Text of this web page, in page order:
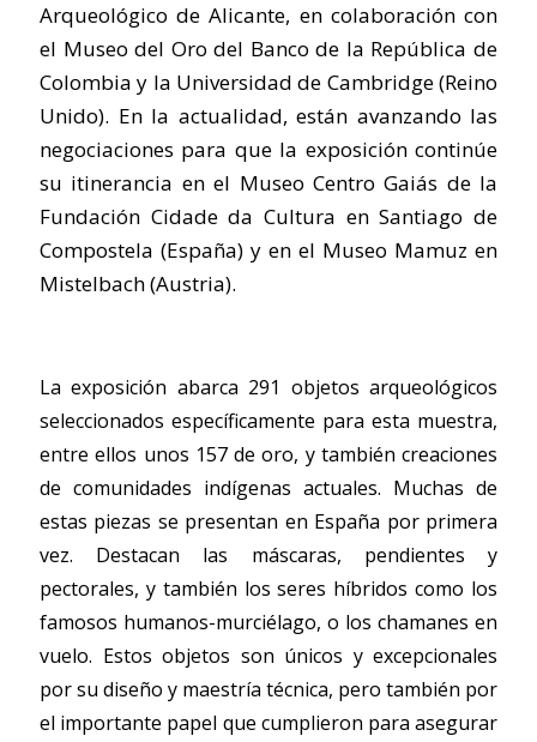
Arqueológico de Alicante, en colaboración con
el Museo del Oro del Banco de la República de
Colombia y la Universidad de Cambridge (Reino
Unido). En la actualidad, están avanzando las
negociaciones para que la exposición continúe
su itinerancia en el Museo Centro Gaiás de la
Fundación Cidade da Cultura en Santiago de
Compostela (España) y en el Museo Mamuz en
Mistelbach (Austria).
La exposición abarca 291 objetos arqueológicos
seleccionados específicamente para esta muestra,
entre ellos unos 157 de oro, y también creaciones
de comunidades indígenas actuales. Muchas de
estas piezas se presentan en España por primera
vez. Destacan las máscaras, pendientes y
pectorales, y también los seres híbridos como los
famosos humanos-murciélago, o los chamanes en
vuelo. Estos objetos son únicos y excepcionales
por su diseño y maestría técnica, pero también por
el importante papel que cumplieron para asegurar